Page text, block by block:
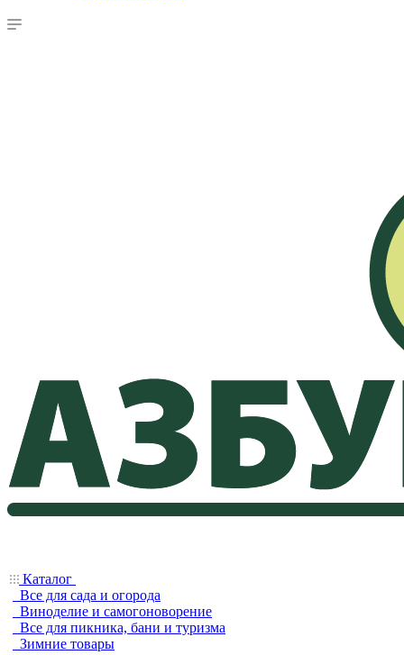
Каталог
Все для сада и огорода
Виноделие и самогоноворение
Все для пикника, бани и туризма
Зимние товары